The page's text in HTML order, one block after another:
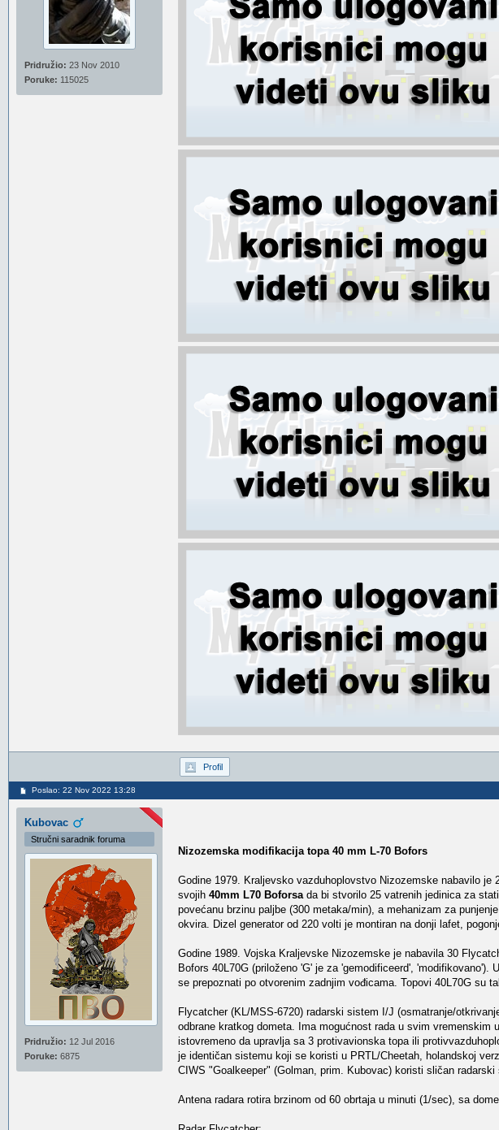
Pridružio: 23 Nov 2010
Poruke: 115025
Profil
Poslao: 22 Nov 2022 13:28
Kubovac
Stručni saradnik foruma
Pridružio: 12 Jul 2016
Poruke: 6875
Nizozemska modifikacija topa 40 mm L-70 Bofors
Godine 1979. Kraljevsko vazduhoplovstvo Nizozemske nabavilo je
svojih 40mm L70 Boforsada bi stvorilo 25 vatrenih jedinica za
povećanu brzinu paljbe (300 metaka/min), a mehanizam za
okvira. Dizel generator od 220 volti je montiran na donji lafet,
Godine 1989. Vojska Kraljevske Nizozemske je nabavila 30
Bofors 40L70G (priloženo 'G' je za 'gemodificeerd',
se prepoznati po otvorenim zadnjim vođicama. Topovi 40L70G su
Flycatcher (KL/MSS-6720) radarski sistem I/J (osmatranje/
odbrane kratkog dometa. Ima mogućnost rada u svim
istovremeno da upravlja sa 3 protivavionska topa ili
je identičan sistemu koji se koristi u PRTL/Cheetah, holandskoj
CIWS "Goalkeeper" (Golman, prim. Kubovac) koristi sličan radarski
Antena radara rotira brzinom od 60 obrtaja u minuti (1/sec), sa